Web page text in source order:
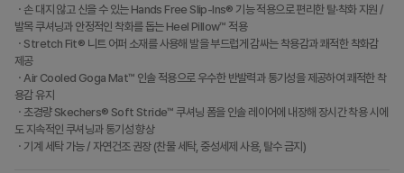
ㆍ손 대지 않고 신을 수 있는 Hands Free Slip-Ins® 기능 적용으로 편리한 탈·착화 지원 /
발목 쿠셔닝과 안정적인 착화를 돕는 Heel Pillow™ 적용
ㆍStretch Fit® 니트 어퍼 소재를 사용해 발을 부드럽게 감싸는 착용감과 쾌적한 착화감
제공
ㆍAir Cooled Goga Mat™ 인솔 적용으로 우수한 반발력과 통기성을 제공하여 쾌적한 착
용감 유지
ㆍ초경량 Skechers® Soft Stride™ 쿠셔닝 폼을 인솔 레이어에 내장해 장시간 착용 시에
도 지속적인 쿠셔닝과 통기성 향상
ㆍ기계 세탁 가능 / 자연건조 권장 (찬물 세탁, 중성세제 사용, 탈수 금지)